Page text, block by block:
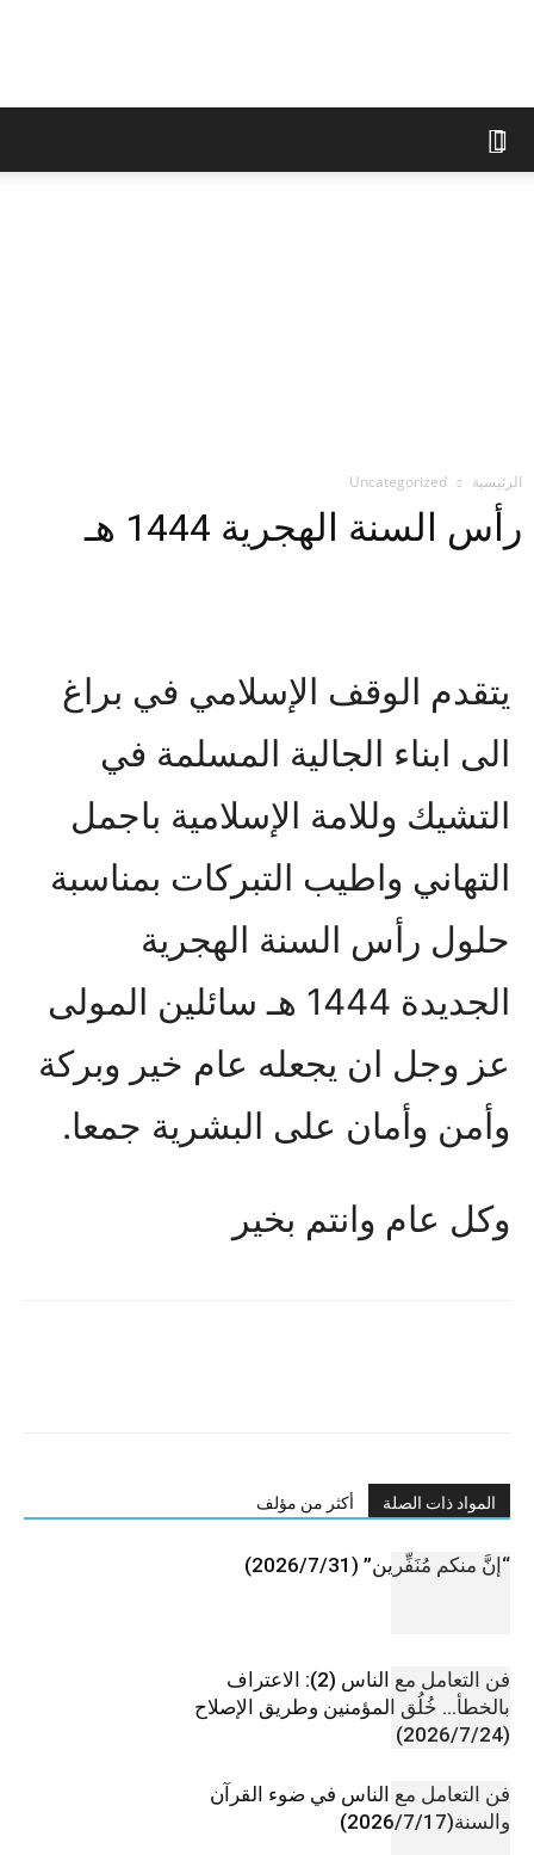
الوقف
الرئيسية Uncategorized
رأس السنة الهجرية 1444 هـ
يتقدم الوقف الإسلامي في براغ
الى ابناء الجالية المسلمة في
التشيك وللامة الإسلامية باجمل
التهاني واطيب التبركات بمناسبة
حلول رأس السنة الهجرية
الجديدة 1444 هـ سائلين المولى
عز وجل ان يجعله عام خير وبركة
وأمن وأمان على البشرية جمعا.
وكل عام وانتم بخير
المواد ذات الصلة أكثر من مؤلف
“إنَّ منكم مُنَفِّرين” (2026/7/31)
فن التعامل مع الناس (2): الاعتراف
بالخطأ… خُلُق المؤمنين وطريق الإصلاح
(2026/7/24)
فن التعامل مع الناس في ضوء القرآن
والسنة(2026/7/17)